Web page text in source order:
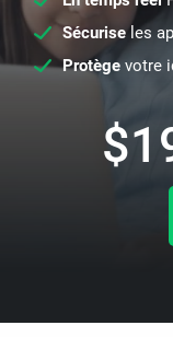
Sécuriseles
Protège votre
$